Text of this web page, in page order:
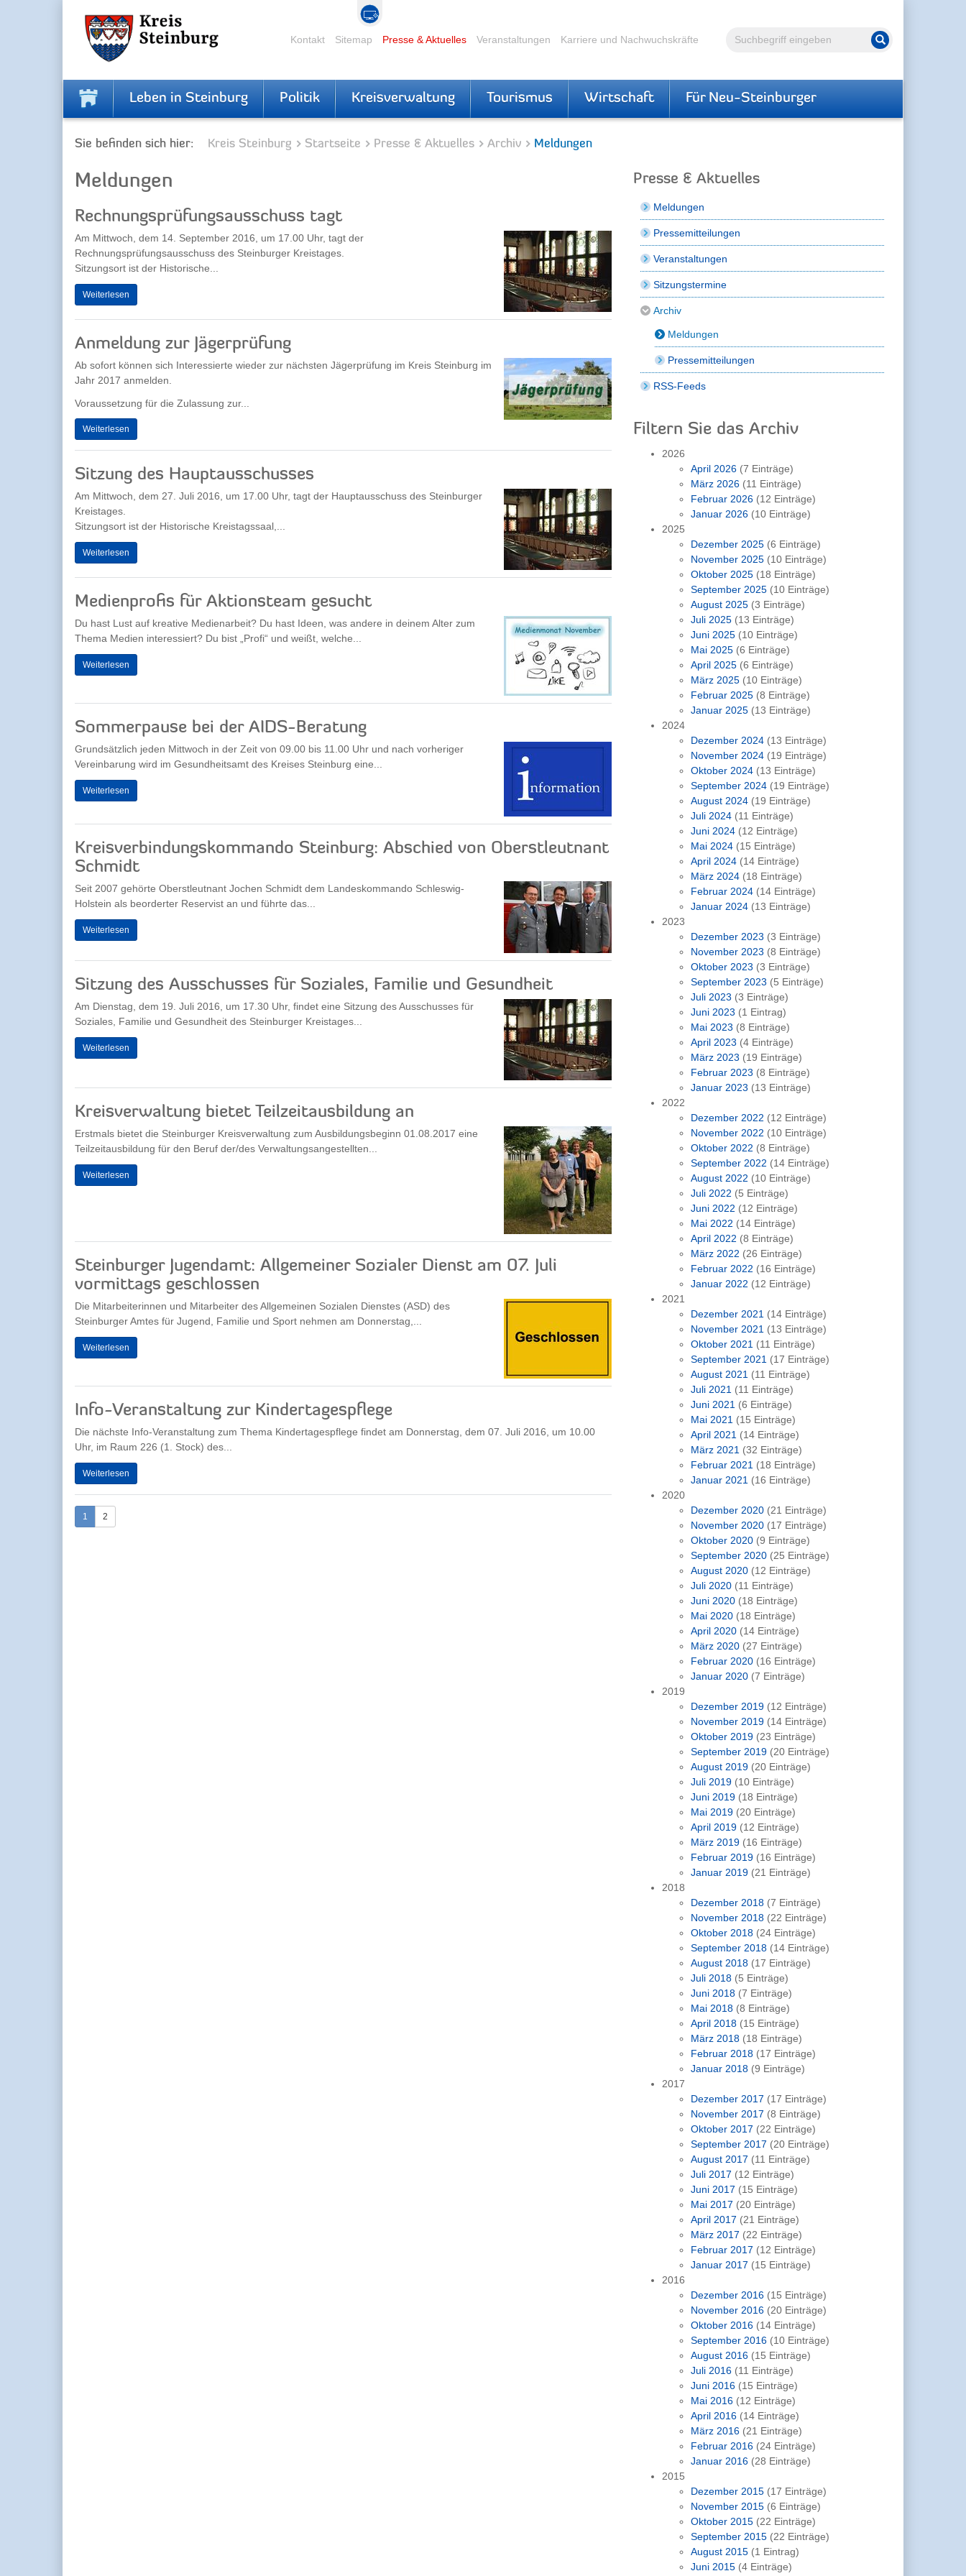
Volltextsuche Suche starten
Kontakt Sitemap Presse & Aktuelles Veranstaltungen Karriere und Nachwuchskräfte
Leben in Steinburg Politik Kreisverwaltung Tourismus Wirtschaft Für Neu-Steinburger
Sie befinden sich hier: Kreis Steinburg Startseite Presse & Aktuelles Archiv Meldungen
Meldungen
Rechnungsprüfungsausschuss tagt
Am Mittwoch, dem 14. September 2016, um 17.00 Uhr, tagt der
Rechnungsprüfungsausschuss des Steinburger Kreistages.
Sitzungsort ist der Historische...
Weiterlesen
Anmeldung zur Jägerprüfung
Ab sofort können sich Interessierte wieder zur nächsten Jägerprüfung im Kreis Steinburg im
Jahr 2017 anmelden.
Voraussetzung für die Zulassung zur...
Weiterlesen
Sitzung des Hauptausschusses
Am Mittwoch, dem 27. Juli 2016, um 17.00 Uhr, tagt der Hauptausschuss des Steinburger
Kreistages.
Sitzungsort ist der Historische Kreistagssaal,...
Weiterlesen
Medienprofis für Aktionsteam gesucht
Du hast Lust auf kreative Medienarbeit? Du hast Ideen, was andere in deinem Alter zum
Thema Medien interessiert? Du bist „Profi“ und weißt, welche...
Weiterlesen
Sommerpause bei der AIDS-Beratung
Grundsätzlich jeden Mittwoch in der Zeit von 09.00 bis 11.00 Uhr und nach vorheriger
Vereinbarung wird im Gesundheitsamt des Kreises Steinburg eine...
Weiterlesen
Kreisverbindungskommando Steinburg: Abschied von Oberstleutnant
Schmidt
Seit 2007 gehörte Oberstleutnant Jochen Schmidt dem Landeskommando Schleswig-
Holstein als beorderter Reservist an und führte das...
Weiterlesen
Sitzung des Ausschusses für Soziales, Familie und Gesundheit
Am Dienstag, dem 19. Juli 2016, um 17.30 Uhr, findet eine Sitzung des Ausschusses für
Soziales, Familie und Gesundheit des Steinburger Kreistages...
Weiterlesen
Kreisverwaltung bietet Teilzeitausbildung an
Erstmals bietet die Steinburger Kreisverwaltung zum Ausbildungsbeginn 01.08.2017 eine
Teilzeitausbildung für den Beruf der/des Verwaltungsangestellten...
Weiterlesen
Steinburger Jugendamt: Allgemeiner Sozialer Dienst am 07. Juli
vormittags geschlossen
Die Mitarbeiterinnen und Mitarbeiter des Allgemeinen Sozialen Dienstes (ASD) des
Steinburger Amtes für Jugend, Familie und Sport nehmen am Donnerstag,...
Weiterlesen
Info-Veranstaltung zur Kindertagespflege
Die nächste Info-Veranstaltung zum Thema Kindertagespflege findet am Donnerstag, dem 07. Juli 2016, um 10.00
Uhr, im Raum 226 (1. Stock) des...
Weiterlesen
1 2
Presse & Aktuelles
Meldungen
Pressemitteilungen
Veranstaltungen
Sitzungstermine
Archiv
Meldungen
Pressemitteilungen
RSS-Feeds
Filtern Sie das Archiv
2026
April 2026 (7 Einträge)
März 2026 (11 Einträge)
Februar 2026 (12 Einträge)
Januar 2026 (10 Einträge)
2025
Dezember 2025 (6 Einträge)
November 2025 (10 Einträge)
Oktober 2025 (18 Einträge)
September 2025 (10 Einträge)
August 2025 (3 Einträge)
Juli 2025 (13 Einträge)
Juni 2025 (10 Einträge)
Mai 2025 (6 Einträge)
April 2025 (6 Einträge)
März 2025 (10 Einträge)
Februar 2025 (8 Einträge)
Januar 2025 (13 Einträge)
2024
Dezember 2024 (13 Einträge)
November 2024 (19 Einträge)
Oktober 2024 (13 Einträge)
September 2024 (19 Einträge)
August 2024 (19 Einträge)
Juli 2024 (11 Einträge)
Juni 2024 (12 Einträge)
Mai 2024 (15 Einträge)
April 2024 (14 Einträge)
März 2024 (18 Einträge)
Februar 2024 (14 Einträge)
Januar 2024 (13 Einträge)
2023
Dezember 2023 (3 Einträge)
November 2023 (8 Einträge)
Oktober 2023 (3 Einträge)
September 2023 (5 Einträge)
Juli 2023 (3 Einträge)
Juni 2023 (1 Eintrag)
Mai 2023 (8 Einträge)
April 2023 (4 Einträge)
März 2023 (19 Einträge)
Februar 2023 (8 Einträge)
Januar 2023 (13 Einträge)
2022
Dezember 2022 (12 Einträge)
November 2022 (10 Einträge)
Oktober 2022 (8 Einträge)
September 2022 (14 Einträge)
August 2022 (10 Einträge)
Juli 2022 (5 Einträge)
Juni 2022 (12 Einträge)
Mai 2022 (14 Einträge)
April 2022 (8 Einträge)
März 2022 (26 Einträge)
Februar 2022 (16 Einträge)
Januar 2022 (12 Einträge)
2021
Dezember 2021 (14 Einträge)
November 2021 (13 Einträge)
Oktober 2021 (11 Einträge)
September 2021 (17 Einträge)
August 2021 (11 Einträge)
Juli 2021 (11 Einträge)
Juni 2021 (6 Einträge)
Mai 2021 (15 Einträge)
April 2021 (14 Einträge)
März 2021 (32 Einträge)
Februar 2021 (18 Einträge)
Januar 2021 (16 Einträge)
2020
Dezember 2020 (21 Einträge)
November 2020 (17 Einträge)
Oktober 2020 (9 Einträge)
September 2020 (25 Einträge)
August 2020 (12 Einträge)
Juli 2020 (11 Einträge)
Juni 2020 (18 Einträge)
Mai 2020 (18 Einträge)
April 2020 (14 Einträge)
März 2020 (27 Einträge)
Februar 2020 (16 Einträge)
Januar 2020 (7 Einträge)
2019
Dezember 2019 (12 Einträge)
November 2019 (14 Einträge)
Oktober 2019 (23 Einträge)
September 2019 (20 Einträge)
August 2019 (20 Einträge)
Juli 2019 (10 Einträge)
Juni 2019 (18 Einträge)
Mai 2019 (20 Einträge)
April 2019 (12 Einträge)
März 2019 (16 Einträge)
Februar 2019 (16 Einträge)
Januar 2019 (21 Einträge)
2018
Dezember 2018 (7 Einträge)
November 2018 (22 Einträge)
Oktober 2018 (24 Einträge)
September 2018 (14 Einträge)
August 2018 (17 Einträge)
Juli 2018 (5 Einträge)
Juni 2018 (7 Einträge)
Mai 2018 (8 Einträge)
April 2018 (15 Einträge)
März 2018 (18 Einträge)
Februar 2018 (17 Einträge)
Januar 2018 (9 Einträge)
2017
Dezember 2017 (17 Einträge)
November 2017 (8 Einträge)
Oktober 2017 (22 Einträge)
September 2017 (20 Einträge)
August 2017 (11 Einträge)
Juli 2017 (12 Einträge)
Juni 2017 (15 Einträge)
Mai 2017 (20 Einträge)
April 2017 (21 Einträge)
März 2017 (22 Einträge)
Februar 2017 (12 Einträge)
Januar 2017 (15 Einträge)
2016
Dezember 2016 (15 Einträge)
November 2016 (20 Einträge)
Oktober 2016 (14 Einträge)
September 2016 (10 Einträge)
August 2016 (15 Einträge)
Juli 2016 (11 Einträge)
Juni 2016 (15 Einträge)
Mai 2016 (12 Einträge)
April 2016 (14 Einträge)
März 2016 (21 Einträge)
Februar 2016 (24 Einträge)
Januar 2016 (28 Einträge)
2015
Dezember 2015 (17 Einträge)
November 2015 (6 Einträge)
Oktober 2015 (22 Einträge)
September 2015 (22 Einträge)
August 2015 (1 Eintrag)
Juni 2015 (4 Einträge)